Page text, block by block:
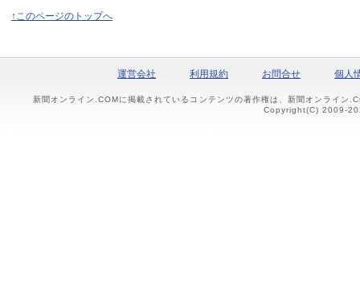
↑このページのトップへ
運営会社 利用規約 お問合せ 個人
新聞オンライン.COMに掲載されているコンテンツの著作権は、新聞オンライン
Copyright(C) 2009-